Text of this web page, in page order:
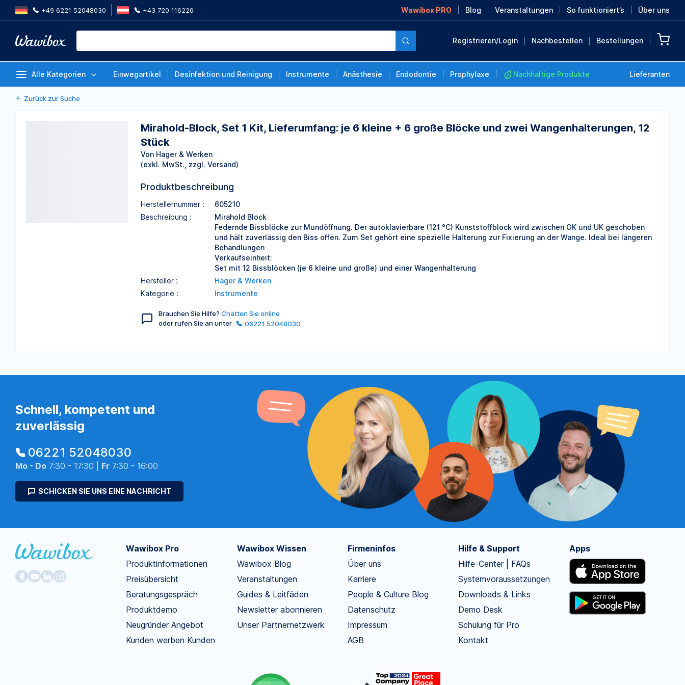
+49 6221 52048030 +43 720 116226 Wawibox PRO Blog Veranstaltungen So funktioniert’s Über uns
Registrieren/Login Nachbestellen Bestellungen
Alle Kategorien Einwegartikel Desinfektion und Reinigung Instrumente Anästhesie Endodontie Prophylaxe Nachhaltige Produkte Lieferanten
Mirahold-Block, Set 1 Kit, Lieferumfang: je 6 kleine + 6
Zurück zur Suche
Mirahold-Block, Set 1 Kit, Lieferumfang: je 6 kleine + 6 große Blöcke und zwei Wangenhalterungen, 12
Stück
Von Hager & Werken
(exkl. MwSt., zzgl. Versand)
Produktbeschreibung
Herstellernummer :
605210
Beschreibung :
Mirahold Block
Federnde Bissblöcke zur Mundöffnung. Der autoklavierbare (121 °C) Kunststoffblock wird zwischen OK und UK geschoben
und hält zuverlässig den Biss offen. Zum Set gehört eine spezielle Halterung zur Fixierung an der Wange. Ideal bei längeren
Behandlungen
Verkaufseinheit:
Set mit 12 Bissblöcken (je 6 kleine und große) und einer Wangenhalterung
Hersteller :
Hager & Werken
Kategorie :
Instrumente
Brauchen Sie Hilfe? Chatten Sie online
oder rufen Sie an unter
06221 52048030
Schnell, kompetent und
zuverlässig
06221 52048030
Mo - Do 7:30 - 17:30 | Fr 7:30 - 16:00
SCHICKEN SIE UNS EINE NACHRICHT
Wawibox Pro
Produktinformationen
Preisübersicht
Beratungsgespräch
Produktdemo
Neugründer Angebot
Kunden werben Kunden
Wawibox Wissen
Wawibox Blog
Veranstaltungen
Guides & Leitfäden
Newsletter abonnieren
Unser Partnernetzwerk
Firmeninfos
Über uns
Karriere
People & Culture Blog
Datenschutz
Impressum
AGB
Hilfe & Support
Hilfe-Center | FAQs
Systemvoraussetzungen
Downloads & Links
Demo Desk
Schulung für Pro
Kontakt
Apps